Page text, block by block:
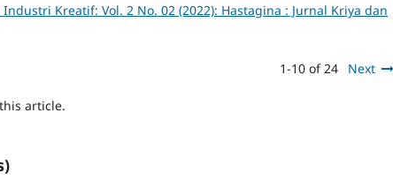
Industri Kreatif: Vol. 2 No. 02 (2022): Hastagina : Jurnal Kriya dan
1-10 of 24 Next
article.